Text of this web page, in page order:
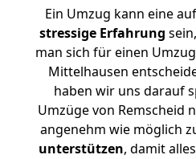
Ein Umzug kann eine
stressige Erfahrung
man sich für einen
Mittelhausen
haben wir uns darauf
Umzüge von Remscheid
angenehm wie möglich
unterstützen, damit